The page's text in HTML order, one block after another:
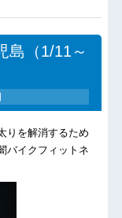
島（1/11～
りを解消するため
バイクフィットネ